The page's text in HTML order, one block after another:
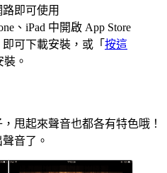
即可使用
、iPad 中開啟 App Store
可下載安裝，或「 按這
裝。
甩起來聲音也都各有特色哦！
音了。